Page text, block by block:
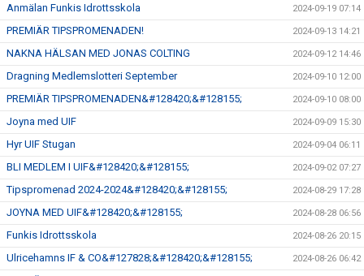
Anmälan Funkis Idrottsskola 2024-09-19 07:14
PREMIÄR TIPSPROMENADEN! 2024-09-13 14:21
NAKNA HÄLSAN MED JONAS COLTING 2024-09-12 14:46
Dragning Medlemslotteri September 2024-09-10 12:00
PREMIÄR TIPSPROMENADEN&#128420;&#128155; 2024-09-10 08:00
Joyna med UIF 2024-09-09 15:30
Hyr UIF Stugan 2024-09-04 06:11
BLI MEDLEM I UIF&#128420;&#128155; 2024-09-02 07:27
Tipspromenad 2024-2024&#128420;&#128155; 2024-08-29 17:28
JOYNA MED UIF&#128420;&#128155; 2024-08-28 06:56
Funkis Idrottsskola 2024-08-26 20:15
Ulricehamns IF & CO&#127828;&#128420;&#128155; 2024-08-26 06:42